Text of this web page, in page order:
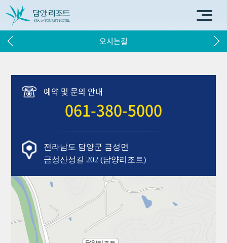
오시는길
예약 및 문의 안내
061-380-5000
전라남도 담양군 금성면
금성산성길 202 (담양리조트)